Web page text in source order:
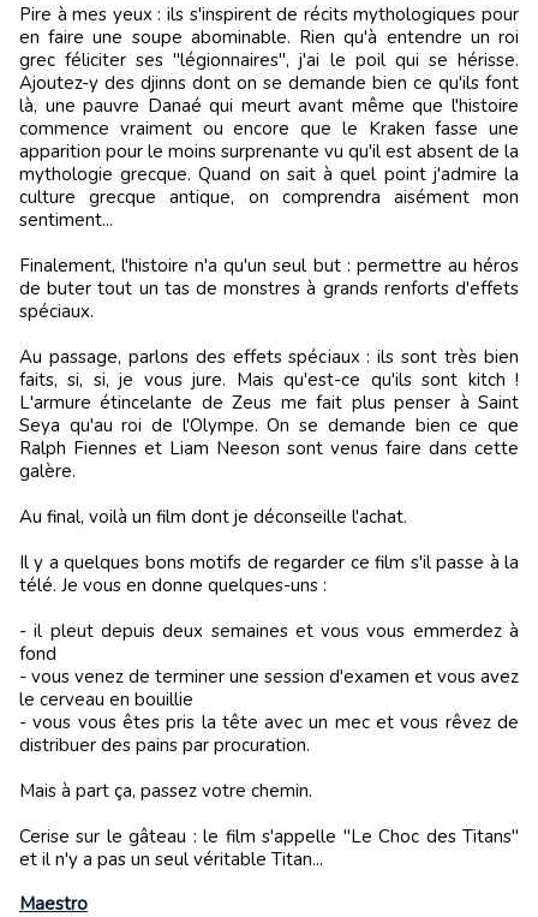
Pire à mes yeux : ils s'inspirent de récits mythologiques pour
en faire une soupe abominable. Rien qu'à entendre un roi
grec féliciter ses "légionnaires", j'ai le poil qui se hérisse.
Ajoutez-y des djinns dont on se demande bien ce qu'ils font
là, une pauvre Danaé qui meurt avant même que l'histoire
commence vraiment ou encore que le Kraken fasse une
apparition pour le moins surprenante vu qu'il est absent de la
mythologie grecque. Quand on sait à quel point j'admire la
culture grecque antique, on comprendra aisément mon
sentiment...
Finalement, l'histoire n'a qu'un seul but : permettre au héros
de buter tout un tas de monstres à grands renforts d'effets
spéciaux.
Au passage, parlons des effets spéciaux : ils sont très bien
faits, si, si, je vous jure. Mais qu'est-ce qu'ils sont kitch !
L'armure étincelante de Zeus me fait plus penser à Saint
Seya qu'au roi de l'Olympe. On se demande bien ce que
Ralph Fiennes et Liam Neeson sont venus faire dans cette
galère.
Au final, voilà un film dont je déconseille l'achat.
Il y a quelques bons motifs de regarder ce film s'il passe à la
télé. Je vous en donne quelques-uns :
- il pleut depuis deux semaines et vous vous emmerdez à
fond
- vous venez de terminer une session d'examen et vous avez
le cerveau en bouillie
- vous vous êtes pris la tête avec un mec et vous rêvez de
distribuer des pains par procuration.
Mais à part ça, passez votre chemin.
Cerise sur le gâteau : le film s'appelle "Le Choc des Titans"
et il n'y a pas un seul véritable Titan...
Maestro